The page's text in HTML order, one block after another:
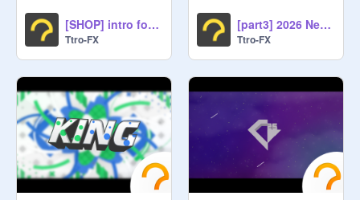
[SHOP] intro for Solasis
Ttro-FX
[part3] 2026 Newyear Intro MultiStyle
Ttro-FX